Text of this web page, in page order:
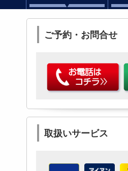
ご予約・お問合せ
取扱いサービス